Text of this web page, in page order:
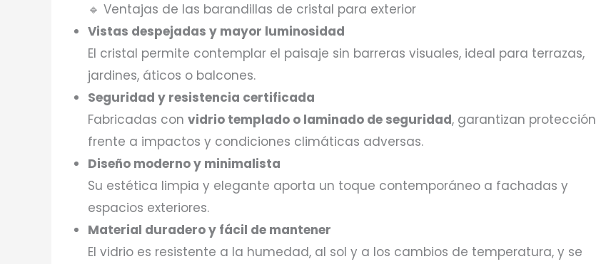
🔹 Ventajas de las barandillas de cristal para exterior
Vistas despejadas y mayor luminosidad
El cristal permite contemplar el paisaje sin barreras visuales, ideal para terrazas,
jardines, áticos o balcones.
Seguridad y resistencia certificada
Fabricadas con vidrio templado o laminado de seguridad, garantizan protección
frente a impactos y condiciones climáticas adversas.
Diseño moderno y minimalista
Su estética limpia y elegante aporta un toque contemporáneo a fachadas y
espacios exteriores.
Material duradero y fácil de mantener
El vidrio es resistente a la humedad, al sol y a los cambios de temperatura, y se